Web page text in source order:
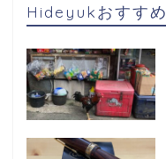
Hideyukおすすめ